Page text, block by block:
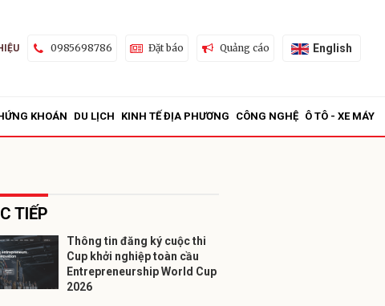
0985698786 Đặt báo Quảng cáo English
KHOÁN DU LỊCH KINH TẾ ĐỊA PHƯƠNG CÔNG NGHỆ Ô TÔ - XE MÁY
TIẾP
Thông tin đăng ký cuộc thi
Cup khởi nghiệp toàn cầu
Entrepreneurship World Cup
2026
Gửi